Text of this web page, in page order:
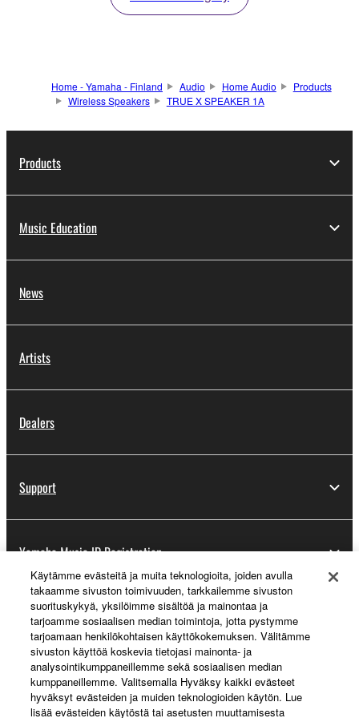
Home - Yamaha - Finland Audio Home Audio
Products
Wireless Speakers
TRUE X SPEAKER 1A
Products
Music Education
News
Artists
Dealers
Support
Yamaha Music ID Registration
About Yamaha
Suomi - English
Business
Käytämme evästeitä ja muita teknologioita, joiden avulla
takaamme sivuston toimivuuden, tarkkailemme sivuston
suorituskykyä, yksilöimme sisältöä ja mainontaa ja
tarjoamme sosiaalisen median toimintoja, jotta pystymme
tarjoamaan henkilökohtaisen käyttökokemuksen. Välitämme
sivuston käyttöä koskevia tietojasi mainonta- ja
analysointikumppaneillemme sekä sosiaalisen median
kumppaneillemme. Valitsemalla Hyväksy kaikki evästeet
hyväksyt evästeiden ja muiden teknologioiden käytön. Lue
lisää evästeiden käytöstä tai asetusten muuttamisesta